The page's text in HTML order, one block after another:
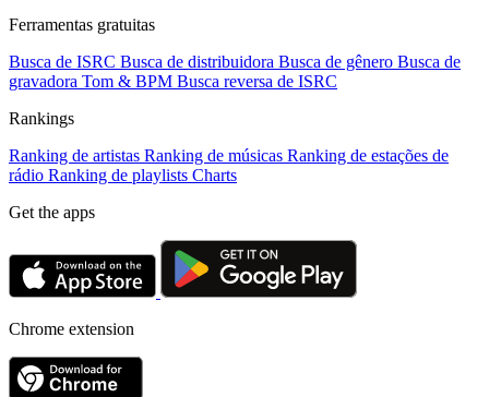
Ferramentas gratuitas
Busca de ISRC Busca de distribuidora Busca de gênero Busca de
gravadora Tom & BPM Busca reversa de ISRC
Rankings
Ranking de artistas Ranking de músicas Ranking de estações de
rádio Ranking de playlists Charts
Get the apps
Chrome extension